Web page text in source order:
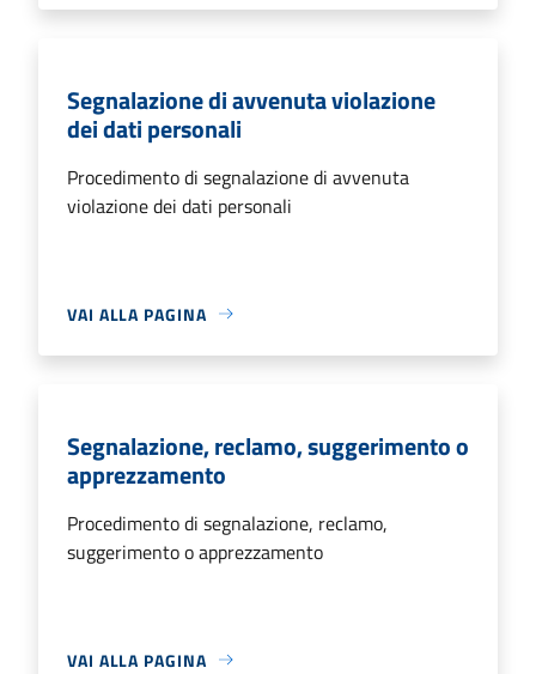
Segnalazione di avvenuta violazione
dei dati personali
Procedimento di segnalazione di avvenuta
violazione dei dati personali
VAI ALLA PAGINA
Segnalazione, reclamo, suggerimento o
apprezzamento
Procedimento di segnalazione, reclamo,
suggerimento o apprezzamento
VAI ALLA PAGINA